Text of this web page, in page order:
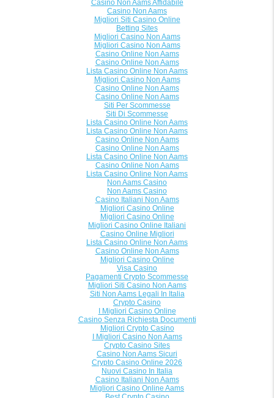
Casino Non Aams Affidabile
Casino Non Aams
Migliori Siti Casino Online
Betting Sites
Migliori Casino Non Aams
Migliori Casino Non Aams
Casino Online Non Aams
Casino Online Non Aams
Lista Casino Online Non Aams
Migliori Casino Non Aams
Casino Online Non Aams
Casino Online Non Aams
Siti Per Scommesse
Siti Di Scommesse
Lista Casino Online Non Aams
Lista Casino Online Non Aams
Casino Online Non Aams
Casino Online Non Aams
Lista Casino Online Non Aams
Casino Online Non Aams
Lista Casino Online Non Aams
Non Aams Casino
Non Aams Casino
Casino Italiani Non Aams
Migliori Casino Online
Migliori Casino Online
Migliori Casino Online Italiani
Casino Online Migliori
Lista Casino Online Non Aams
Casino Online Non Aams
Migliori Casino Online
Visa Casino
Pagamenti Crypto Scommesse
Migliori Siti Casino Non Aams
Siti Non Aams Legali In Italia
Crypto Casino
I Migliori Casino Online
Casino Senza Richiesta Documenti
Migliori Crypto Casino
I Migliori Casino Non Aams
Crypto Casino Sites
Casino Non Aams Sicuri
Crypto Casino Online 2026
Nuovi Casino In Italia
Casino Italiani Non Aams
Migliori Casino Online Aams